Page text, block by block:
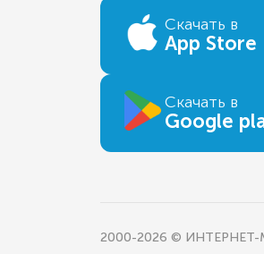
Скачать в
App Store
Скачать в
Google
2000-2026 © ИНТЕРНЕТ-